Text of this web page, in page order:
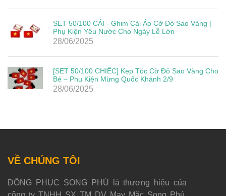
SET 50/100 CÁI - Ghim Cài Áo Cờ Đỏ Sao Vàng |
Phụ Kiện Yêu Nước Cho Ngày Lễ Lớn
28/06/2025
[SET 50/100 CHIẾC] Kẹp Tóc Cờ Đỏ Sao Vàng Cho
Bé – Phụ Kiện Mừng Quốc Khánh 2/9
28/06/2025
VỀ CHÚNG TÔI
ĐỒNG PHỤC SONG PHÚ là thương hiệu của